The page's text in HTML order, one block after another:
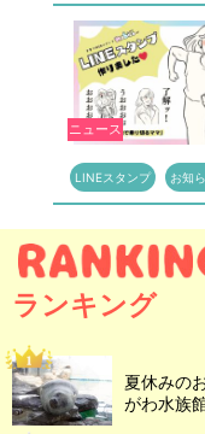
ニュース
LINEスタンプ お知
ランキング
夏休みの
がわ水族